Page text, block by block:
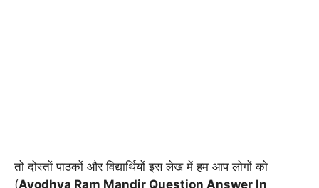
तो दोस्तों पाठकों और विद्यार्थियों इस लेख में हम आप लोगों को
(Ayodhya Ram Mandir Question Answer In